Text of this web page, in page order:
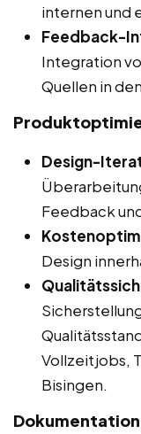
internen und
Feedback-
Integration
Quellen in
Design-
Feedback
Design
Vollzeitjobs,
Bisingen.